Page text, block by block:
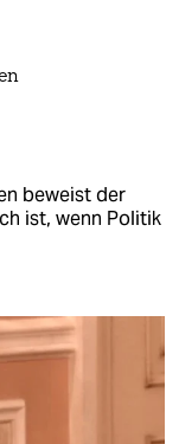
beweist der
ist, wenn Politik